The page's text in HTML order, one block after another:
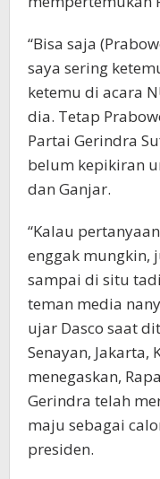
“Bisa saja
saya sering
ketemu di acara
dia. Tetap
Partai Gerindra
belum kepikiran
dan Ganjar.
“Kalau
enggak mungkin,
sampai di situ
teman media
ujar Dasco saat
Senayan, Jakarta,
menegaskan,
Gerindra telah
maju sebagai
presiden.